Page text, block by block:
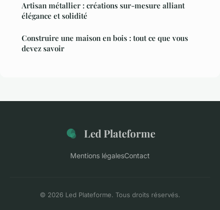
Artisan métallier : créations sur-mesure alliant
élégance et solidité
Construire une maison en bois : tout ce que vous
devez savoir
Led Plateforme
Mentions légalesContact
© 2026 Led Plateforme. Tous droits réservés.